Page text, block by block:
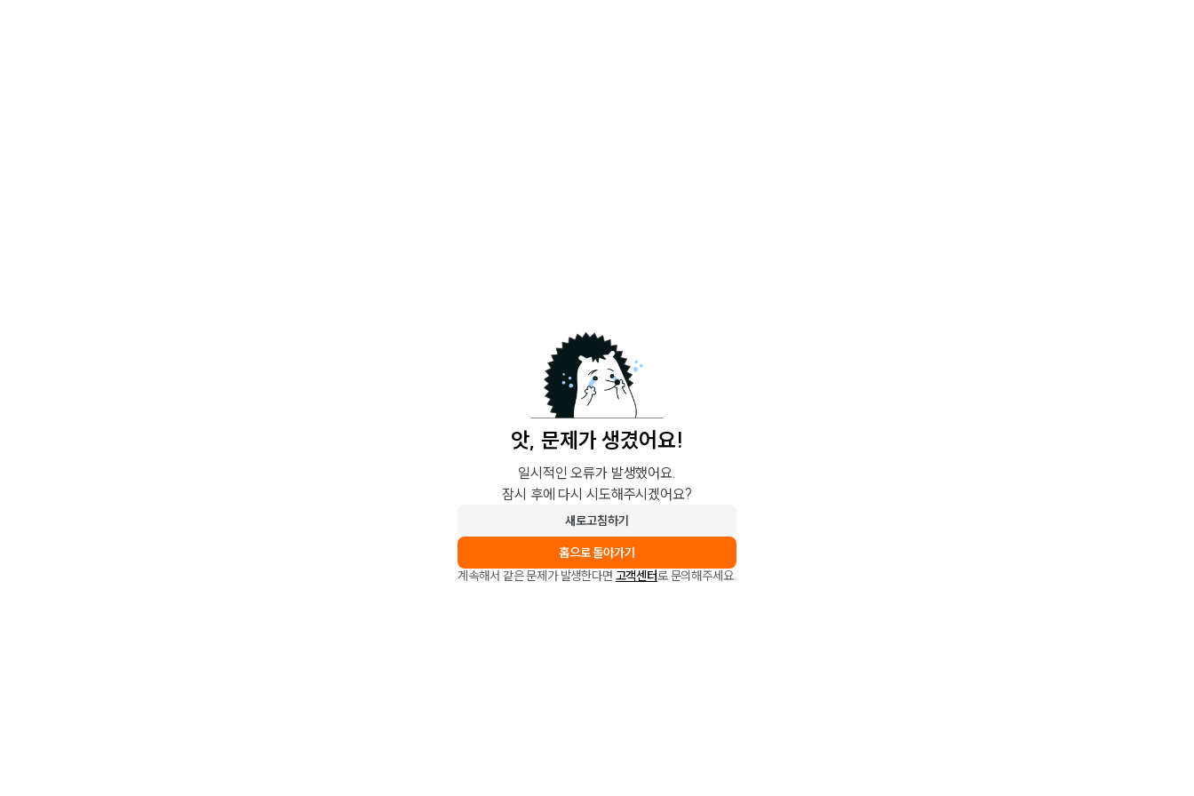
앗, 문제가 생겼어요!
일시적인 오류가 발생했어요.
잠시 후에 다시 시도해주시겠어요?
새로고침하기
홈으로 돌아가기
계속해서 같은 문제가 발생한다면 고객센터로 문의해주세요.